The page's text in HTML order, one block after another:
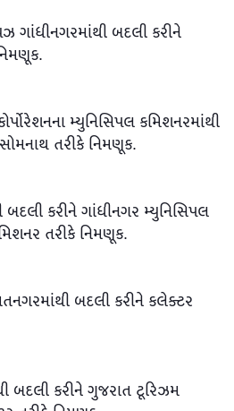
ગાંધીનગરમાંથી બદલી કરીને
મ્યુનિસિપલ કમિશનરમાંથી
તરીકે નિમણૂક.
કરીને ગાંધીનગર મ્યુનિસિપલ
તરીકે નિમણૂક.
બદલી કરીને કલેક્ટર
બદલી કરીને ગુજરાત ટૂરિઝમ